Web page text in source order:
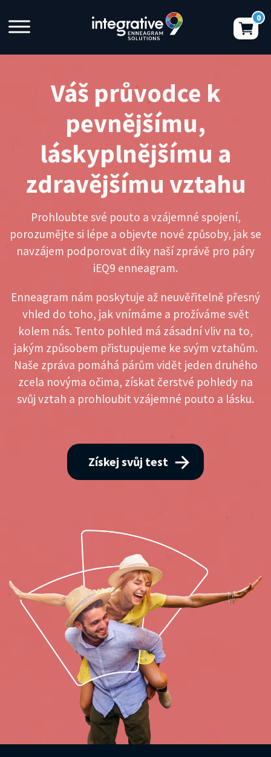
Váš průvodce k
pevnějšímu,
láskyplnějšímu a
zdravějšímu vztahu
Prohloubte své pouto a vzájemné spojení,
porozumějte si lépe a objevte nové způsoby, jak se
navzájem podporovat díky naší zprávě pro páry
iEQ9 enneagram.
Enneagram nám poskytuje až neuvěřitelně přesný
vhled do toho, jak vnímáme a prožíváme svět
kolem nás. Tento pohled má zásadní vliv na to,
jakým způsobem přistupujeme ke svým vztahům.
Naše zpráva pomáhá párům vidět jeden druhého
zcela novýma očima, získat čerstvé pohledy na
svůj vztah a prohloubit vzájemné pouto a lásku.
Získej svůj test